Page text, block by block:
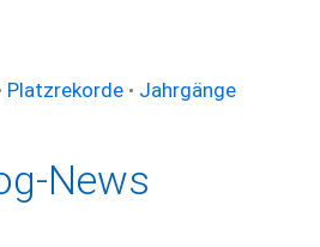
Platzrekorde • Jahrgänge
News